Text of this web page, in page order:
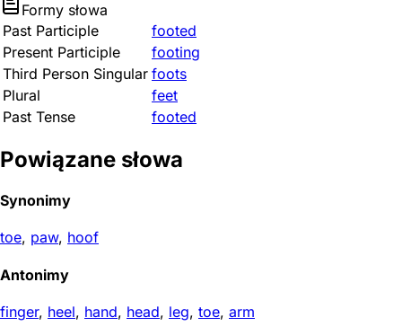
Formy słowa
Past Participle
footed
Present Participle
footing
Third Person Singular foots
Plural
feet
Past Tense
footed
Powiązane słowa
Synonimy
toe, paw, hoof
Antonimy
finger, heel, hand, head, leg, toe, arm